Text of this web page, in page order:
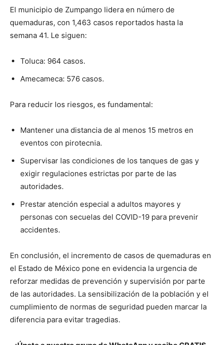
El municipio de Zumpango lidera en número de
quemaduras, con 1,463 casos reportados hasta la
semana 41. Le siguen:
Toluca: 964 casos.
Amecameca: 576 casos.
Para reducir los riesgos, es fundamental:
Mantener una distancia de al menos 15 metros en
eventos con pirotecnia.
Supervisar las condiciones de los tanques de gas y
exigir regulaciones estrictas por parte de las
autoridades.
Prestar atención especial a adultos mayores y
personas con secuelas del COVID-19 para prevenir
accidentes.
En conclusión, el incremento de casos de quemaduras en
el Estado de México pone en evidencia la urgencia de
reforzar medidas de prevención y supervisión por parte
de las autoridades. La sensibilización de la población y el
cumplimiento de normas de seguridad pueden marcar la
diferencia para evitar tragedias.